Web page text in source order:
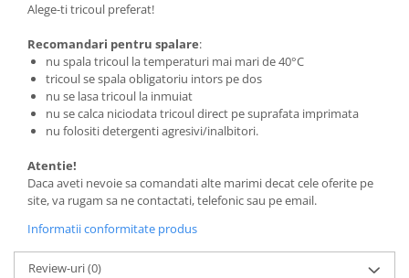
Alege-ti tricoul preferat!
Recomandari pentru spalare:
nu spala tricoul la temperaturi mai mari de 40°C
tricoul se spala obligatoriu intors pe dos
nu se lasa tricoul la inmuiat
nu se calca niciodata tricoul direct pe suprafata imprimata
nu folositi detergenti agresivi/inalbitori.
Atentie!
Daca aveti nevoie sa comandati alte marimi decat cele oferite pe
site, va rugam sa ne contactati, telefonic sau pe email.
Informatii conformitate produs
Review-uri(0)